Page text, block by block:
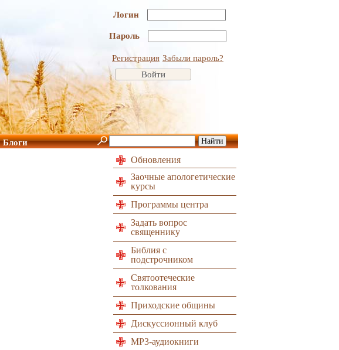
Логин
Пароль
Регистрация Забыли пароль?
Блоги
Обновления
Заочные апологетические
курсы
Программы центра
Задать вопрос
священнику
Библия с
подстрочником
Святоотеческие
толкования
Приходские общины
Дискуссионный клуб
MP3-аудиокниги